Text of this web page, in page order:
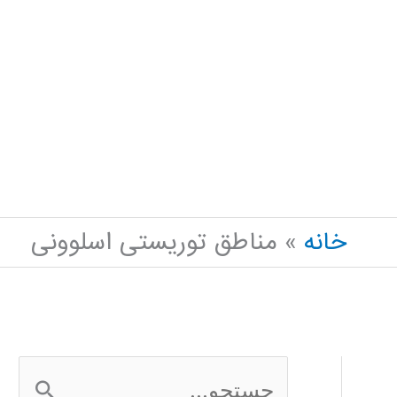
خانه
مناطق توریستی اسلوونی